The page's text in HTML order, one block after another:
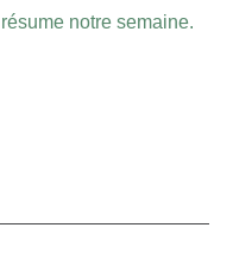
notre semaine.